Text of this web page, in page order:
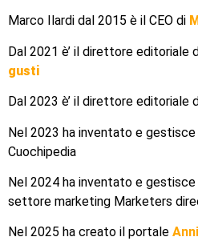
Marco Ilardi dal 2015 è il CEO di
Dal 2021 è’ il direttore editoriale
gusti
Dal 2023 è’ il direttore editoriale
Nel 2023 ha inventato e
Cuochipedia
Nel 2024 ha inventato e
settore marketing Marketers
Nel 2025 ha creato il portale